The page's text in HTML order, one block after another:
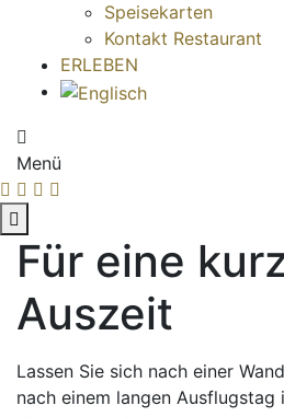
Speisekarten
Kontakt Restaurant
ERLEBEN
Menü
Für eine
Auszeit
Lassen Sie sich nach einer
nach einem langen Ausflugstag